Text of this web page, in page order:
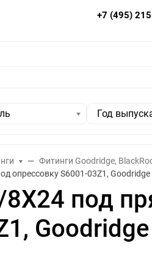
+7 (495)
Год
Фитинги Goodridge,
опрессовку S6001-03Z1, Goodridge
под
Goodridge